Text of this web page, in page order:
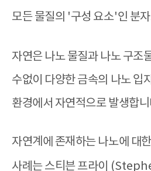
모든 물질의 '구성 요소'인 분
자연은 나노 물질과 나노 구조
수없이 다양한 금속의 나노 입
환경에서 자연적으로 발생합
자연계에 존재하는 나노에 대
사례는 스티븐 프라이